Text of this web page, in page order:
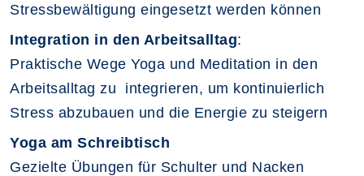
Stressbewältigung eingesetzt werden können
Integration in den Arbeitsalltag:
Praktische Wege Yoga und Meditation in den
Arbeitsalltag zu integrieren, um kontinuierlich
Stress abzubauen und die Energie zu steigern
Yoga am Schreibtisch
Gezielte Übungen für Schulter und Nacken